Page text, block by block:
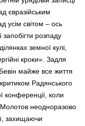
євразійським
усім світом – ось
розпаду
земної кулі,
кроки». Задля
майже все життя
Радянського
конференції, коли
Молотов неодноразово
захищаючи